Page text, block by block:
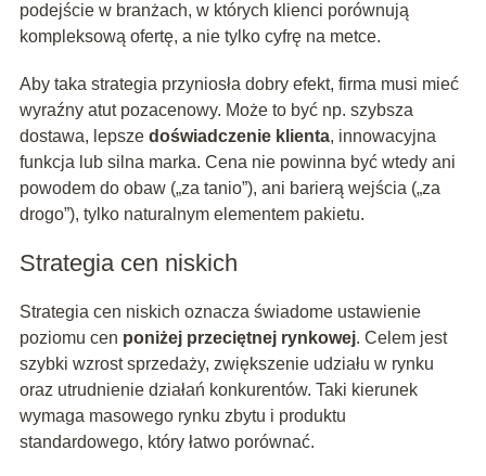
podejście w branżach, w których klienci porównują
kompleksową ofertę, a nie tylko cyfrę na metce.
Aby taka strategia przyniosła dobry efekt, firma musi mieć
wyraźny atut pozacenowy. Może to być np. szybsza
dostawa, lepsze doświadczenie klienta, innowacyjna
funkcja lub silna marka. Cena nie powinna być wtedy ani
powodem do obaw („za tanio”), ani barierą wejścia („za
drogo”), tylko naturalnym elementem pakietu.
Strategia cen niskich
Strategia cen niskich oznacza świadome ustawienie
poziomu cen poniżej przeciętnej rynkowej. Celem jest
szybki wzrost sprzedaży, zwiększenie udziału w rynku
oraz utrudnienie działań konkurentów. Taki kierunek
wymaga masowego rynku zbytu i produktu
standardowego, który łatwo porównać.